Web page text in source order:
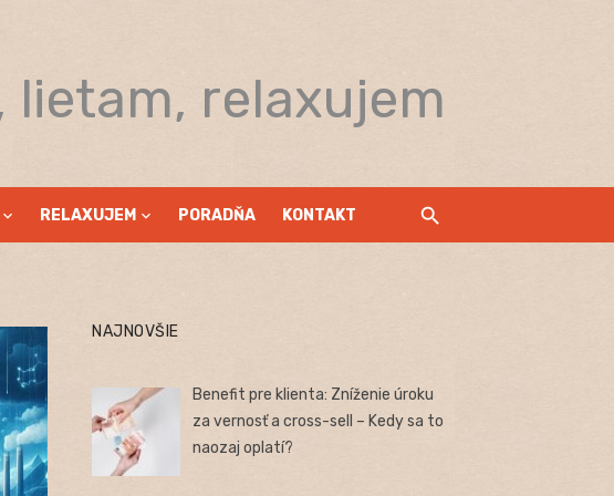
lietam, relaxujem
RELAXUJEM PORADŇA KONTAKT
NAJNOVŠIE
Benefit pre klienta: Zníženie úroku
za vernosť a cross-sell – Kedy sa to
naozaj oplatí?